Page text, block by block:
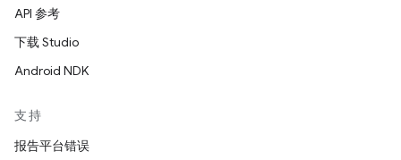
API 参考
下载 Studio
Android NDK
支持
报告平台错误